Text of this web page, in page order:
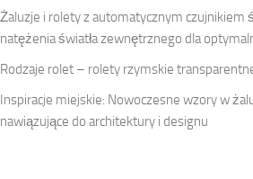
Żaluzje i rolety z automatycznym czujnikiem
natężenia światła zewnętrznego dla
Rodzaje rolet – rolety rzymskie
Inspiracje miejskie: Nowoczesne wzory w
nawiązujące do architektury i designu